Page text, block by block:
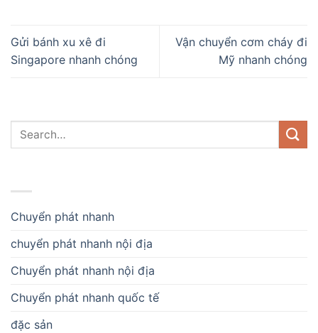
Gửi bánh xu xê đi
Singapore nhanh chóng
Vận chuyển cơm cháy đi
Mỹ nhanh chóng
Chuyển phát nhanh
chuyển phát nhanh nội địa
Chuyển phát nhanh nội địa
Chuyển phát nhanh quốc tế
đặc sản